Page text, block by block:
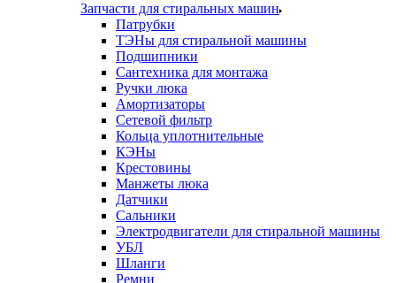
Запчасти для стиральных машин
Патрубки
ТЭНы для стиральной машины
Подшипники
Сантехника для монтажа
Ручки люка
Амортизаторы
Сетевой фильтр
Кольца уплотнительные
КЭНы
Крестовины
Манжеты люка
Датчики
Сальники
Электродвигатели для стиральной машины
УБЛ
Шланги
Ремни